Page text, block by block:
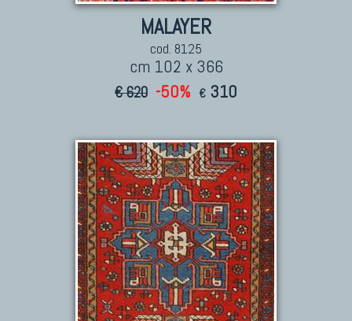
Tappeti Caucasici Antichi: Karabagh
Tappeti Caucasici Antichi : Shirvan
Tappeti Caucasici Vecchi E Nuovi
MALAYER
cod. 8125
cm 102 x 366
€ 620 -50% € 310